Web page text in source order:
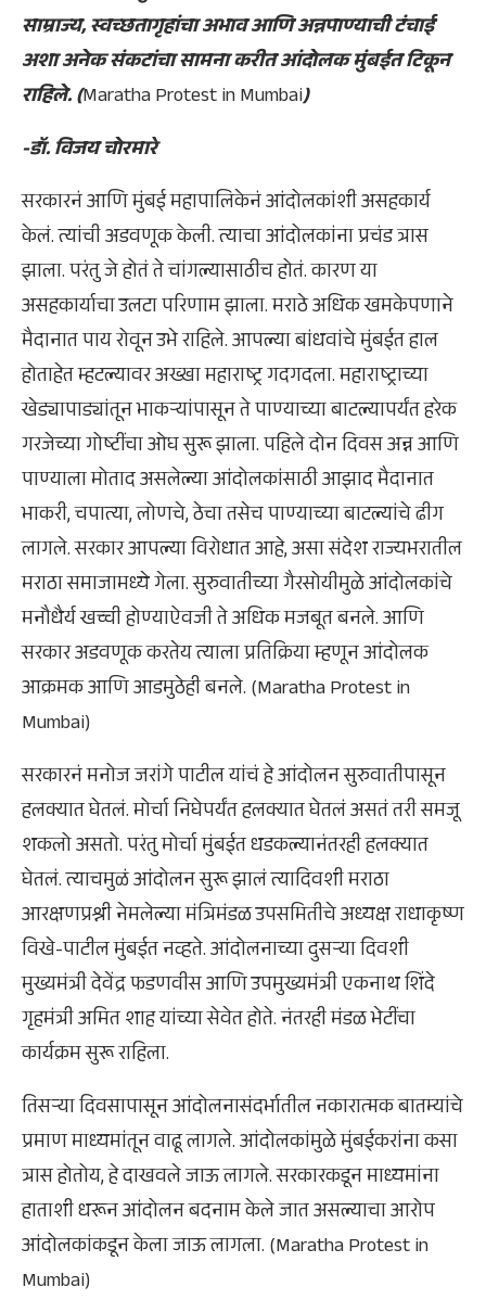
साम्राज्य, स्वच्छतागृहांचा अभाव आणि अन्नपाण्याची टंचाई
अशा अनेक संकटांचा सामना करीत आंदोलक मुंबईत टिकून
राहिले. (Maratha Protest in Mumbai)
-डॉ. विजय चोरमारे
सरकारनं आणि मुंबई महापालिकेनं आंदोलकांशी असहकार्य
केलं. त्यांची अडवणूक केली. त्याचा आंदोलकांना प्रचंड त्रास
झाला. परंतु जे होतं ते चांगल्यासाठीच होतं. कारण या
असहकार्याचा उलटा परिणाम झाला. मराठे अधिक खमकेपणाने
मैदानात पाय रोवून उभे राहिले. आपल्या बांधवांचे मुंबईत हाल
होताहेत म्हटल्यावर अख्खा महाराष्ट्र गदगदला. महाराष्ट्राच्या
खेड्यापाड्यांतून भाकऱ्यांपासून ते पाण्याच्या बाटल्यापर्यंत हरेक
गरजेच्या गोष्टींचा ओघ सुरू झाला. पहिले दोन दिवस अन्न आणि
पाण्याला मोताद असलेल्या आंदोलकांसाठी आझाद मैदानात
भाकरी, चपात्या, लोणचे, ठेचा तसेच पाण्याच्या बाटल्यांचे ढीग
लागले. सरकार आपल्या विरोधात आहे, असा संदेश राज्यभरातील
मराठा समाजामध्ये गेला. सुरुवातीच्या गैरसोयीमुळे आंदोलकांचे
मनौधैर्य खच्ची होण्याऐवजी ते अधिक मजबूत बनले. आणि
सरकार अडवणूक करतेय त्याला प्रतिक्रिया म्हणून आंदोलक
आक्रमक आणि आडमुठेही बनले. (Maratha Protest in
Mumbai)
सरकारनं मनोज जरांगे पाटील यांचं हे आंदोलन सुरुवातीपासून
हलक्यात घेतलं. मोर्चा निघेपर्यंत हलक्यात घेतलं असतं तरी समजू
शकलो असतो. परंतु मोर्चा मुंबईत धडकल्यानंतरही हलक्यात
घेतलं. त्याचमुळं आंदोलन सुरू झालं त्यादिवशी मराठा
आरक्षणप्रश्नी नेमलेल्या मंत्रिमंडळ उपसमितीचे अध्यक्ष राधाकृष्ण
विखे-पाटील मुंबईत नव्हते. आंदोलनाच्या दुसऱ्या दिवशी
मुख्यमंत्री देवेंद्र फडणवीस आणि उपमुख्यमंत्री एकनाथ शिंदे
गृहमंत्री अमित शाह यांच्या सेवेत होते. नंतरही मंडळ भेटींचा
कार्यक्रम सुरू राहिला.
तिसऱ्या दिवसापासून आंदोलनासंदर्भातील नकारात्मक बातम्यांचे
प्रमाण माध्यमांतून वाढू लागले. आंदोलकांमुळे मुंबईकरांना कसा
त्रास होतोय, हे दाखवले जाऊ लागले. सरकारकडून माध्यमांना
हाताशी धरून आंदोलन बदनाम केले जात असल्याचा आरोप
आंदोलकांकडून केला जाऊ लागला. (Maratha Protest in
Mumbai)